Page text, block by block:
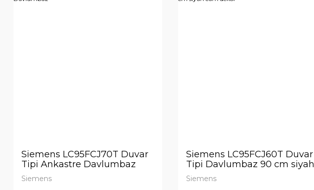
Siemens LC95FCJ70T Duvar
Tipi Ankastre Davlumbaz
Siemens
Siemens LC95FCJ60T Duvar
Tipi Davlumbaz 90 cm siyah
cam dekor
Siemens